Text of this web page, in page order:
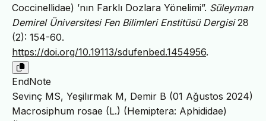
Coccinellidae) ’nın Farklı Dozlara Yönelimi”. Süleyman
Demirel Üniversitesi Fen Bilimleri Enstitüsü Dergisi28
(2): 154-60.
https://doi.org/10.19113/sdufenbed.1454956.
EndNote
Sevinç MS, Yeşilırmak M, Demir B (01 Ağustos 2024)
Macrosiphum rosae (L.) (Hemiptera: Aphididae)